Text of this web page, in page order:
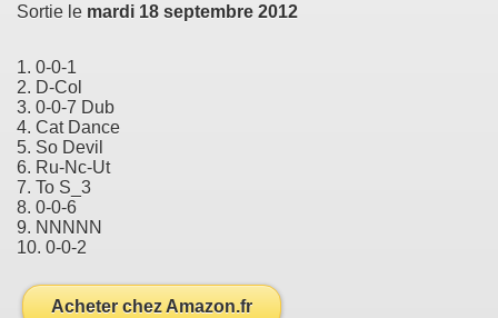
Sortie le mardi 18 septembre 2012
1. 0-0-1
2. D-Col
3. 0-0-7 Dub
4. Cat Dance
5. So Devil
6. Ru-Nc-Ut
7. To S_3
8. 0-0-6
9. NNNNN
10. 0-0-2
Acheter chez Amazon.fr